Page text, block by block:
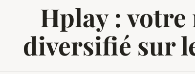
Hplay : votre
diversifié sur